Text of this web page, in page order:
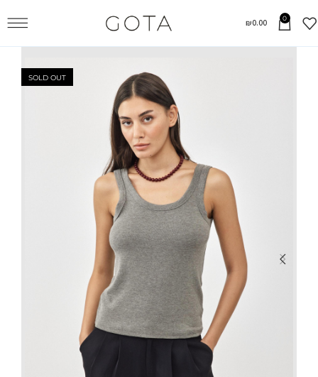
0
₪0.00
SOLD OUT